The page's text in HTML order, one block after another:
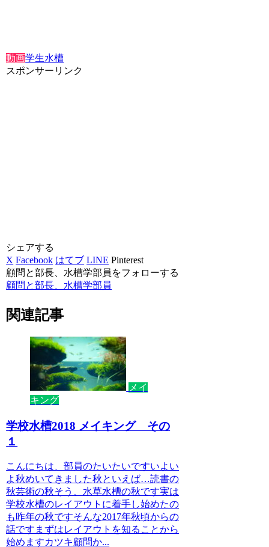
動画学生水槽
スポンサーリンク
シェアする
X Facebook はてブ LINE Pinterest
顧問と部長、水槽学部員をフォローする
顧問と部長、水槽学部員
関連記事
メイ
キング
学校水槽2018 メイキング その
１
こんにちは、部員のたいたいですいよい
よ秋めいてきました秋といえば…読書の
秋芸術の秋そう、水草水槽の秋です実は
学校水槽のレイアウトに着手し始めたの
も昨年の秋ですそんな2017年秋頃からの
話ですまずはレイアウトを知ることから
始めますカツキ顧問か...